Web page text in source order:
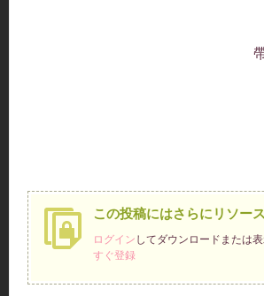
この投稿にはさらにリソー
ログインしてダウンロードまたは
すぐ登録